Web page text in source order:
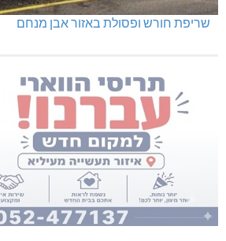
שריפת חורש ופסולת באזור אבן מנחם